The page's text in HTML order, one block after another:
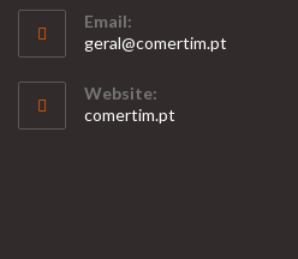
in
your
application
Email:
geral@comertim.pt
Website:
comertim.pt